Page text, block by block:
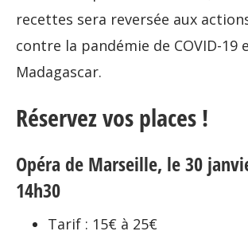
recettes sera reversée aux
contre la pandémie de COVID-19
Madagascar.
Réservez vos places !
Opéra de Marseille, le 30
14h30
Tarif : 15€ à 25€